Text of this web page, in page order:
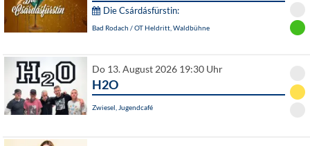
Die Csárdásfürstin:
Bad Rodach / OT Heldritt, Waldbühne
Do 13. August 2026 19:30 Uhr
H2O
Zwiesel, Jugendcafé